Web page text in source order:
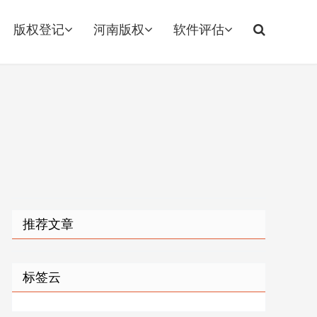
版权登记 河南版权 软件评估
推荐文章
标签云